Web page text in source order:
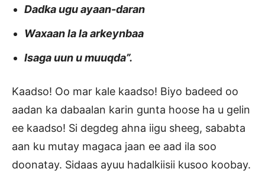
Dadka ugu ayaan-daran
Waxaan la la arkeynbaa
Isaga uun u muuqda”.
Kaadso! Oo mar kale kaadso! Biyo badeed oo
aadan ka dabaalan karin gunta hoose ha u gelin
ee kaadso! Si degdeg ahna iigu sheeg, sababta
aan ku mutay magaca jaan ee aad ila soo
doonatay. Sidaas ayuu hadalkiisii kusoo koobay.